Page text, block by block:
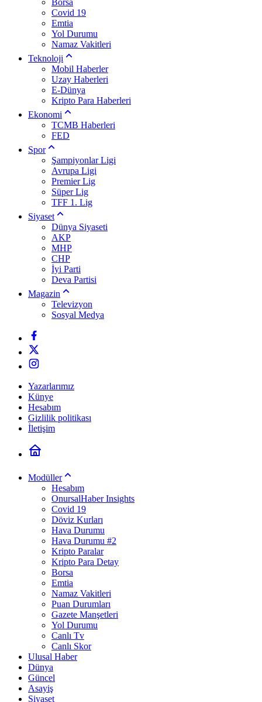
Borsa
Covid 19
Emtia
Yol Durumu
Namaz Vakitleri
Teknoloji
Mobil Haberler
Uzay Haberleri
E-Dünya
Kripto Para Haberleri
Ekonomi
TCMB Haberleri
FED
Spor
Şampiyonlar Ligi
Avrupa Ligi
Premier Lig
Süper Lig
TFF 1. Lig
Siyaset
Dünya Siyaseti
AKP
MHP
CHP
İyi Parti
Deva Partisi
Magazin
Televizyon
Sosyal Medya
Yazarlarımız
Künye
Hesabım
Gizlilik politikası
İletişim
Modüller
Hesabım
OnursalHaber Insights
Covid 19
Döviz Kurları
Hava Durumu
Hava Durumu #2
Kripto Paralar
Kripto Para Detay
Borsa
Emtia
Namaz Vakitleri
Puan Durumları
Gazete Manşetleri
Yol Durumu
Canlı Tv
Canlı Skor
Ulusal Haber
Dünya
Güncel
Asayiş
Siyaset